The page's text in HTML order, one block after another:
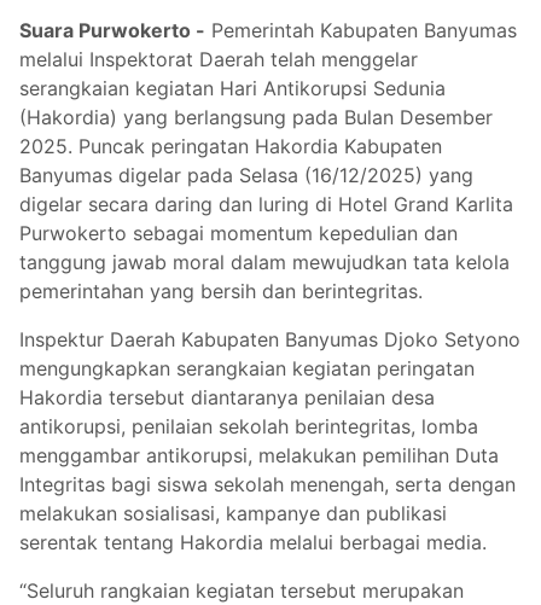
Suara Purwokerto - Pemerintah Kabupaten Banyumas
melalui Inspektorat Daerah telah menggelar
serangkaian kegiatan Hari Antikorupsi Sedunia
(Hakordia) yang berlangsung pada Bulan Desember
2025. Puncak peringatan Hakordia Kabupaten
Banyumas digelar pada Selasa (16/12/2025) yang
digelar secara daring dan luring di Hotel Grand Karlita
Purwokerto sebagai momentum kepedulian dan
tanggung jawab moral dalam mewujudkan tata kelola
pemerintahan yang bersih dan berintegritas.
Inspektur Daerah Kabupaten Banyumas Djoko Setyono
mengungkapkan serangkaian kegiatan peringatan
Hakordia tersebut diantaranya penilaian desa
antikorupsi, penilaian sekolah berintegritas, lomba
menggambar antikorupsi, melakukan pemilihan Duta
Integritas bagi siswa sekolah menengah, serta dengan
melakukan sosialisasi, kampanye dan publikasi
serentak tentang Hakordia melalui berbagai media.
“Seluruh rangkaian kegiatan tersebut merupakan